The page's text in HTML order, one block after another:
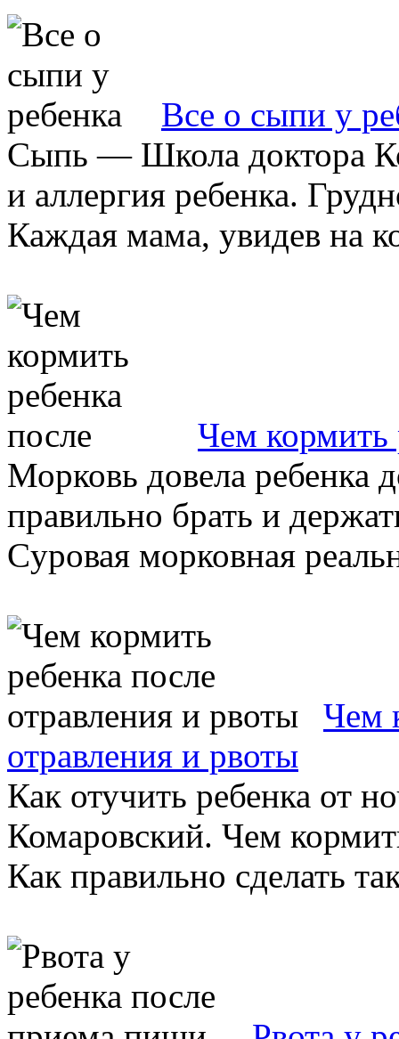
Все о сыпи у
Сыпь — Школа доктора
и аллергия ребенка.
Каждая мама, увидев на
Чем кормить
Морковь довела ребенка
правильно брать и
Cуровая морковная
Чем
отравления и рвоты
Как отучить ребенка от
Комаровский. Чем
Как правильно сделать